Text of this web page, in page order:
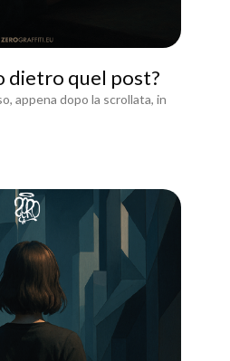
dietro quel post?
appena dopo la scrollata, in